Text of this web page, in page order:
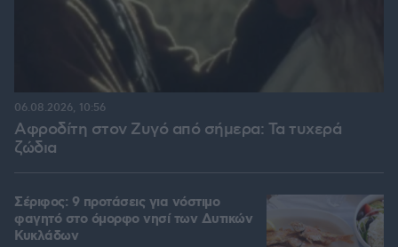
Αφροδίτη στον Ζυγό από σήμερα: Τα τυχερά
ζώδια
06.08.2026, 10:56
Σέριφος: 9 προτάσεις για νόστιμο
φαγητό στο όμορφο νησί των Δυτικών
Κυκλάδων